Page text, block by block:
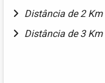
Distância de 2 Km
Distância de 3 Km